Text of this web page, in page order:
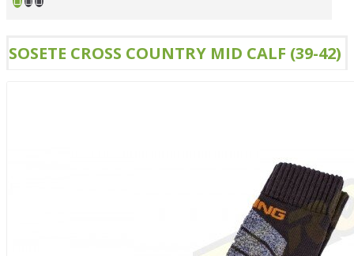
SOSETE CROSS COUNTRY MID CALF (39-42)